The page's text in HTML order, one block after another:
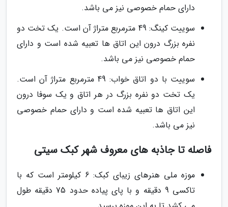
دارای حمام خصوصی نیز می باشد.
سوییت کینگ: 49 مترمربع متراژ آن است. یک تخت دو
نفره بزرگ درون این اتاق ها تعبیه شده است و دارای
حمام خصوصی نیز می باشد.
سوییت با دو اتاق خواب: 49 مترمربع متراژ آن است.
یک تخت دو نفره بزرگ در هر اتاق و یک سوفا درون
این اتاق ها تعبیه شده است و دارای حمام خصوصی
نیز می باشد.
فاصله تا جاذبه های معروف شهر کبک سیتی
موزه ملی هنرهای زیبای کبک: 6 کیلومتر است که با
تاکسی 9 دقیقه و با پای پیاده حدود 75 دقیقه طول